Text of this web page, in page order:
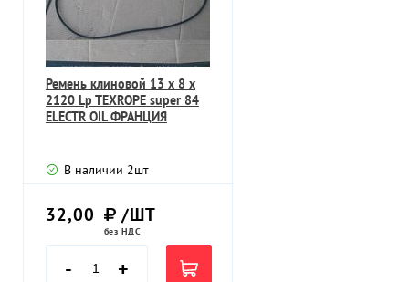
Ремень клиновой 13 х 8 х
2120 Lp TEXROPE super 84
ELECTR OIL ФРАНЦИЯ
В наличии 2шт
32,00 /ШТ
без НДС
- +